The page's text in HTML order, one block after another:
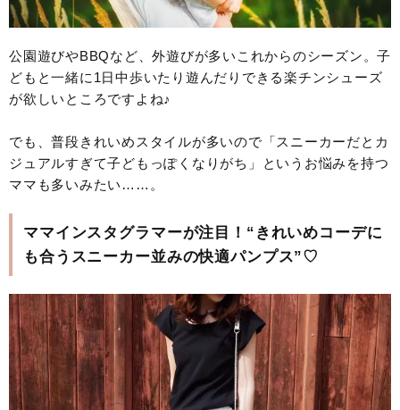
公園遊びやBBQなど、外遊びが多いこれからのシーズン。子
どもと一緒に1日中歩いたり遊んだりできる楽チンシューズ
が欲しいところですよね♪
でも、普段きれいめスタイルが多いので「スニーカーだとカ
ジュアルすぎて子どもっぽくなりがち」というお悩みを持つ
ママも多いみたい……。
ママインスタグラマーが注目！“きれいめコーデに
も合うスニーカー並みの快適パンプス”♡